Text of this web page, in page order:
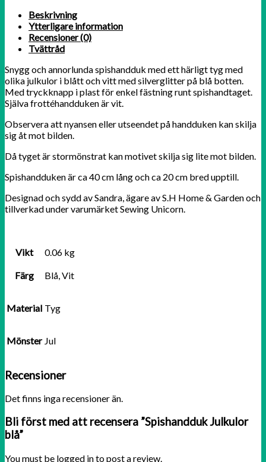
Beskrivning
Ytterligare information
Recensioner (0)
Tvättråd
Snygg och annorlunda spishandduk med ett härligt tyg med
olika julkulor i blått och vitt med silverglitter på blå botten.
Med tryckknapp i plast för enkel fästning runt spishandtaget.
Själva frottéhandduken är vit.
Observera att nyansen eller utseendet på handduken kan skilja
sig åt mot bilden.
Då tyget är stormönstrat kan motivet skilja sig lite mot bilden.
Spishandduken är ca 40 cm lång och ca 20 cm bred upptill.
Designad och sydd av Sandra, ägare av S.H Home & Garden och
tillverkad under varumärket Sewing Unicorn.
Vikt 0.06 kg
Färg Blå, Vit
Material Tyg
Mönster Jul
Recensioner
Det finns inga recensioner än.
Bli först med att recensera ”Spishandduk Julkulor
blå”
You must be logged in to post a review.